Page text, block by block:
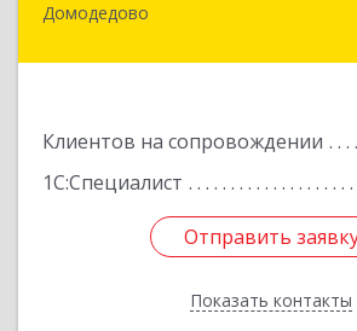
Домодедово
Клиентов на сопровождении
1С:Специалист
Отправить
Показать контакты
142073, Московская
Отправить
Назад